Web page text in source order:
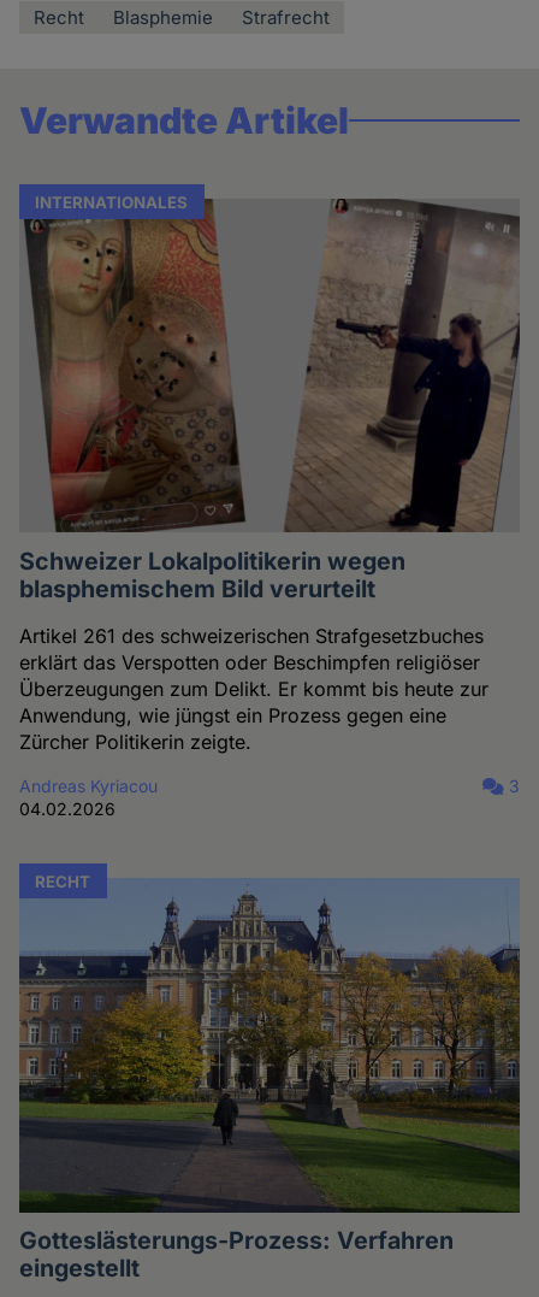
Recht Blasphemie Strafrecht
Verwandte Artikel
INTERNATIONALES
Schweizer Lokalpolitikerin wegen
blasphemischem Bild verurteilt
Artikel 261 des schweizerischen Strafgesetzbuches
erklärt das Verspotten oder Beschimpfen religiöser
Überzeugungen zum Delikt. Er kommt bis heute zur
Anwendung, wie jüngst ein Prozess gegen eine
Zürcher Politikerin zeigte.
Andreas Kyriacou
04.02.2026
3
RECHT
Gotteslästerungs-Prozess: Verfahren
eingestellt